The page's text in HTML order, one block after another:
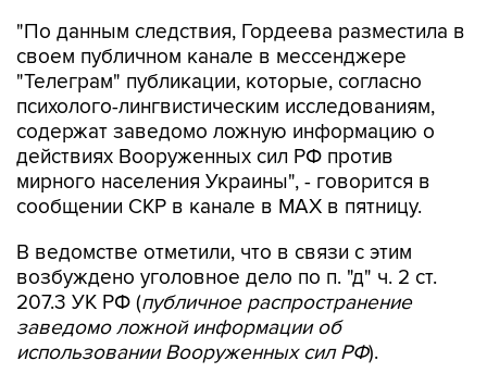
"По данным следствия, Гордеева разместила в
своем публичном канале в мессенджере
"Телеграм" публикации, которые, согласно
психолого-лингвистическим исследованиям,
содержат заведомо ложную информацию о
действиях Вооруженных сил РФ против
мирного населения Украины", - говорится в
сообщении СКР в канале в MAX в пятницу.
В ведомстве отметили, что в связи с этим
возбуждено уголовное дело по п. "д" ч. 2 ст.
207.3 УК РФ (публичное распространение
заведомо ложной информации об
использовании Вооруженных сил РФ).